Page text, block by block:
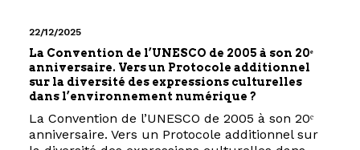
22/12/2025
La Convention de l’UNESCO de 2005 à son 20ᵉ
anniversaire. Vers un Protocole additionnel
sur la diversité des expressions culturelles
dans l’environnement numérique ?
La Convention de l’UNESCO de 2005 à son 20ᵉ
anniversaire. Vers un Protocole additionnel sur